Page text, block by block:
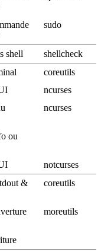
sudo
shell
shellcheck
coreutils
ncurses
ncurses
ou
notcurses
&
coreutils
moreutils